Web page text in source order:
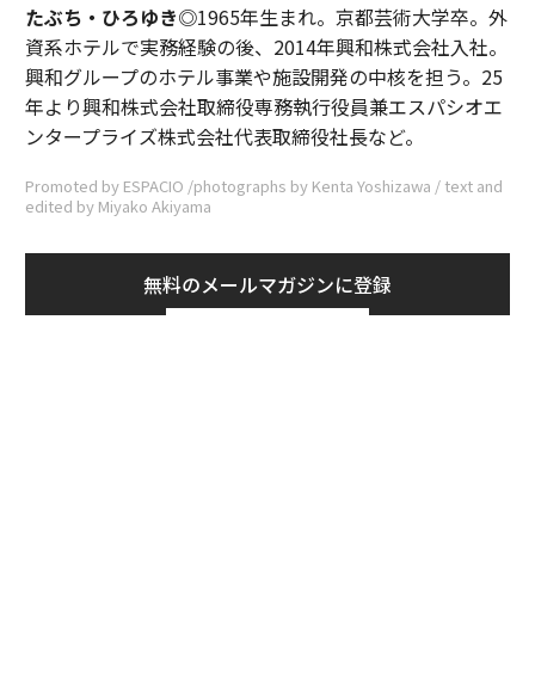
たぶち・ひろゆき◎1965年生まれ。京都芸術大学卒。外
資系ホテルで実務経験の後、2014年興和株式会社入社。
興和グループのホテル事業や施設開発の中核を担う。25
年より興和株式会社取締役専務執行役員兼エスパシオエ
ンタープライズ株式会社代表取締役社長など。
Promoted by ESPACIO /photographs by Kenta Yoshizawa / text and
edited by Miyako Akiyama
無料のメールマガジンに登録